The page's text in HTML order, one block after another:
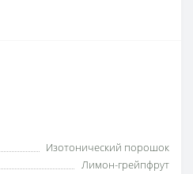
Изотонический порошок
Лимон-грейпфрут